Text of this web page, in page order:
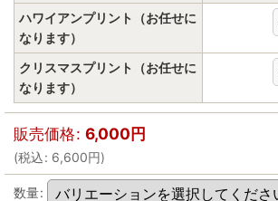
ハワイアンプリント（お任せに
なります）
クリスマスプリント（お任せに
なります）
販売価格: 6,000円
(税込: 6,600円)
数量: